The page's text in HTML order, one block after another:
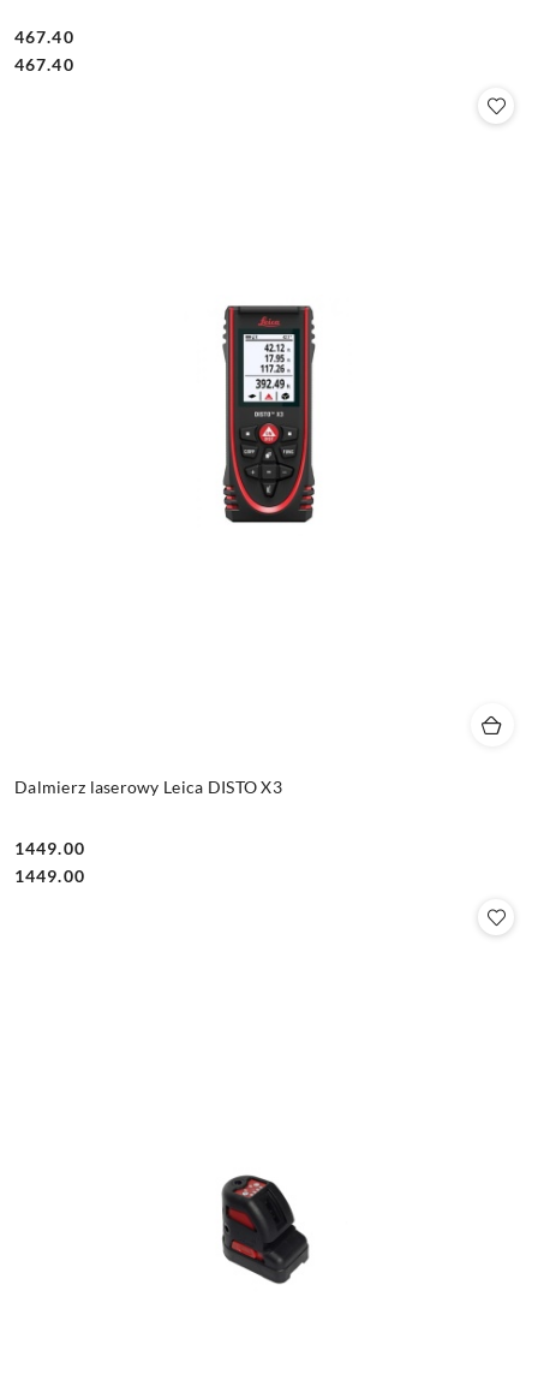
Cena:
467.40
Cena:
467.40
Dalmierz laserowy Leica DISTO X3
Cena:
1449.00
Cena:
1449.00